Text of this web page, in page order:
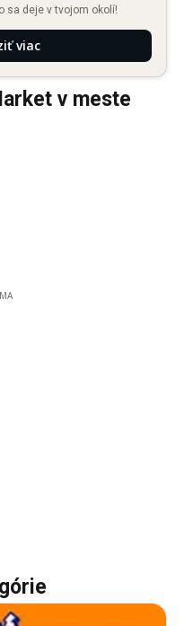
sa deje v tvojom okolí!
viac
v meste